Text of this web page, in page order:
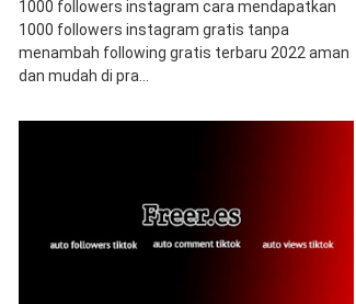
1000 followers instagram cara mendapatkan
1000 followers instagram gratis tanpa
menambah following gratis terbaru 2022 aman
dan mudah di pra...